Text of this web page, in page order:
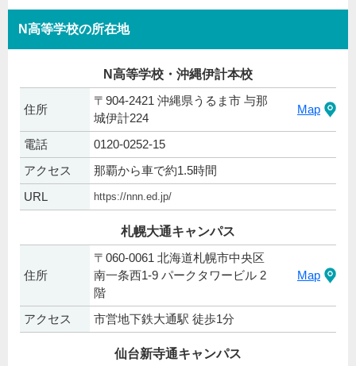
N高等学校の所在地
N高等学校・沖縄伊計本校
住所
〒904-2421 沖縄県うるま市 与那
城伊計224
Map
電話
0120-0252-15
アクセス
那覇から車で約1.5時間
URL
https://nnn.ed.jp/
札幌大通キャンパス
住所
〒060-0061 北海道札幌市中央区
南一条西1-9 パークタワービル 2
階
Map
アクセス 市営地下鉄大通駅 徒歩1分
仙台新寺通キャンパス